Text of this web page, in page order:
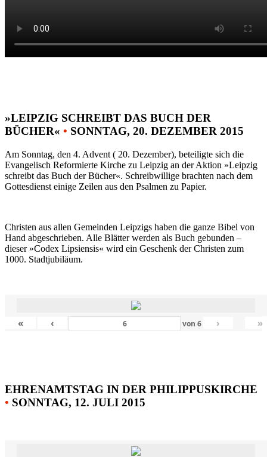
»LEIPZIG SCHREIBT DAS BUCH DER
BÜCHER« • SONNTAG, 20. DEZEMBER 2015
Am Sonntag, den 4. Advent ( 20. Dezember), beteiligte sich die
Evangelisch Reformierte Kirche zu Leipzig an der Aktion »Leipzig
schreibt das Buch der Bücher«. Schreibwillige brachten nach dem
Gottesdienst einige Zeilen aus den Psalmen zu Papier.
Christen aus allen Gemeinden Leipzigs haben die ganze Bibel von
Hand abgeschrieben. Alle Blätter werden als Buch gebunden –
dieser »Codex Lipsiensis« wird ein Geschenk der Christen zum
1000. Stadtjubiläum.
« ‹ von6 › »
EHRENAMTSTAG IN DER PHILIPPUSKIRCHE
• SONNTAG, 12. JULI 2015